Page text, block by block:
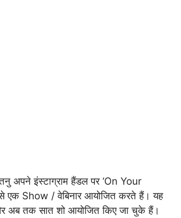
अपने इंस्टाग्राम हैंडल पर ‘On Your
एक Show / वेबिनार आयोजित करते हैं। यह
अब तक सात शो आयोजित किए जा चुके हैं।